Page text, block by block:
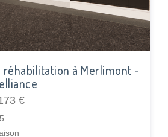
à Merlimont -
€